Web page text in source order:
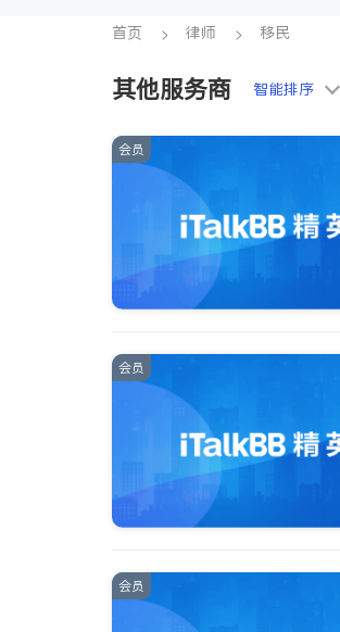
BC - Other Cities
首页 律师 移民
其他服务商 智能排序
会员
会员
会员